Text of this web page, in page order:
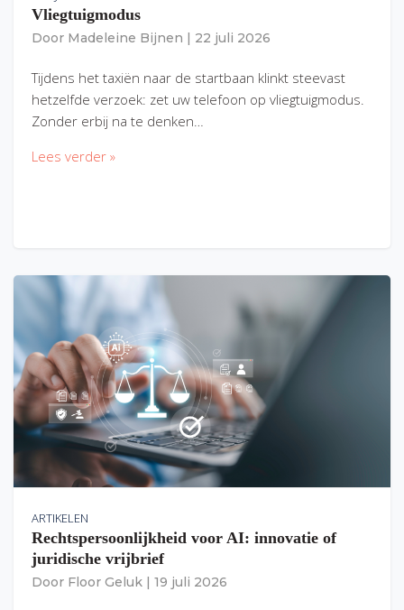
Vliegtuigmodus
Door Madeleine Bijnen 22 juli 2026
Tijdens het taxiën naar de startbaan klinkt steevast
hetzelfde verzoek: zet uw telefoon op vliegtuigmodus.
Zonder erbij na te denken…
Lees verder »
ARTIKELEN
Rechtspersoonlijkheid voor AI: innovatie of
juridische vrijbrief
Door Floor Geluk 19 juli 2026